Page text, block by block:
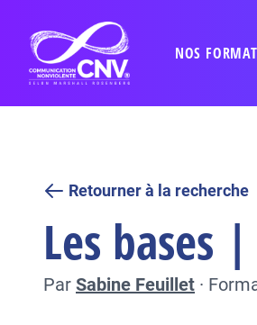
NOS
Retourner à la recherche
Les bases
Par Sabine Feuillet ·